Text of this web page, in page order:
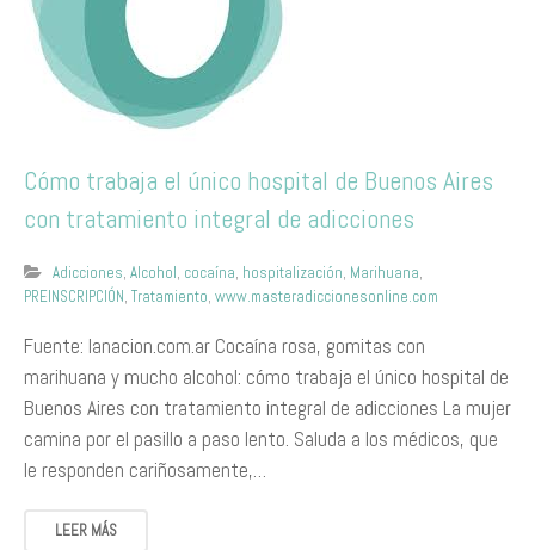
Cómo trabaja el único hospital de Buenos Aires
con tratamiento integral de adicciones
Adicciones, Alcohol, cocaína, hospitalización, Marihuana,
PREINSCRIPCIÓN, Tratamiento, www.masteradiccionesonline.com
Fuente: lanacion.com.ar Cocaína rosa, gomitas con
marihuana y mucho alcohol: cómo trabaja el único hospital de
Buenos Aires con tratamiento integral de adicciones La mujer
camina por el pasillo a paso lento. Saluda a los médicos, que
le responden cariñosamente,…
LEER MÁS